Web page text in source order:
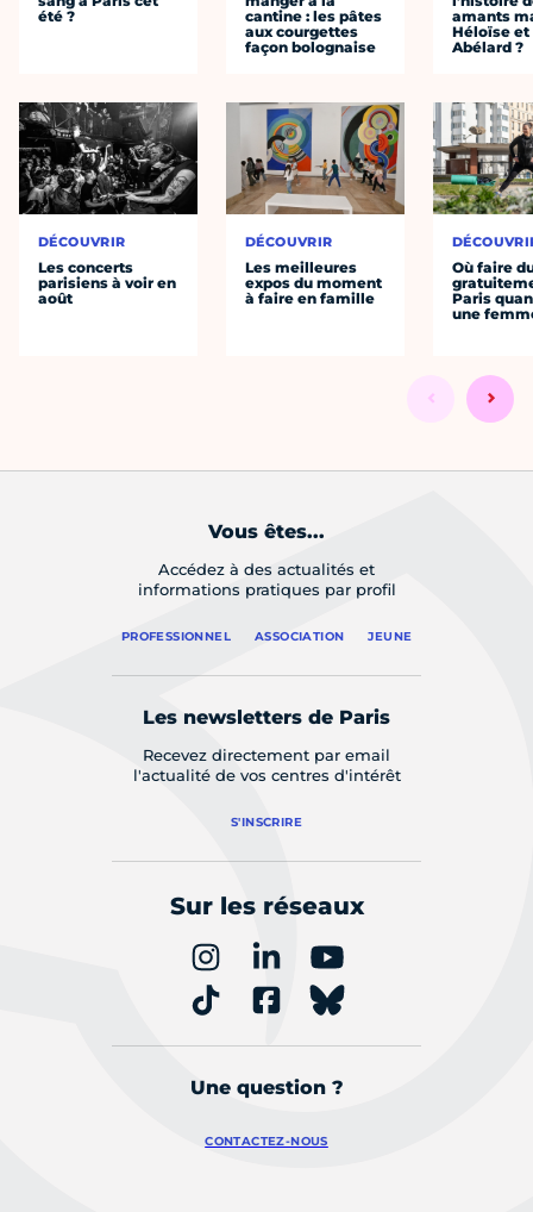
été ?
DÉCOUVRIR
Les concerts
parisiens à voir en
août
cantine : les pâtes
aux courgettes
façon bolognaise
DÉCOUVRIR
Les meilleures
expos du moment
à faire en famille
amants
Héloïse et
Abélard ?
Où faire
Paris
une
Vous êtes...
Accédez à des actualités et
informations pratiques par profil
PROFESSIONNEL ASSOCIATION JEUNE
Les newsletters de Paris
Recevez directement par email
l'actualité de vos centres d'intérêt
S'INSCRIRE
Sur les réseaux
Une question ?
CONTACTEZ-NOUS